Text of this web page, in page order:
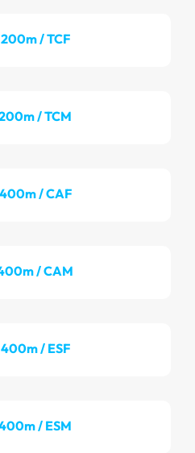
200m / TCF
/ TCM
400m / CAF
/ CAM
400m / ESF
/ ESM